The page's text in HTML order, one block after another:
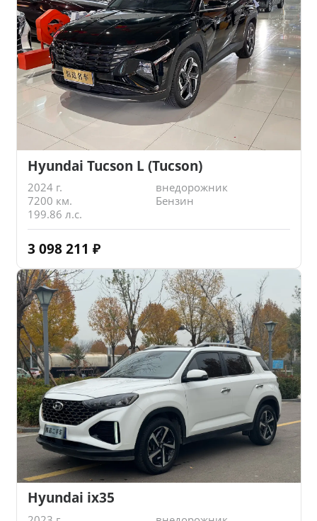
Hyundai Tucson L (Tucson)
2024 г.
внедорожник
7200 км.
Бензин
199.86 л.с.
3 098 211 ₽
Hyundai ix35